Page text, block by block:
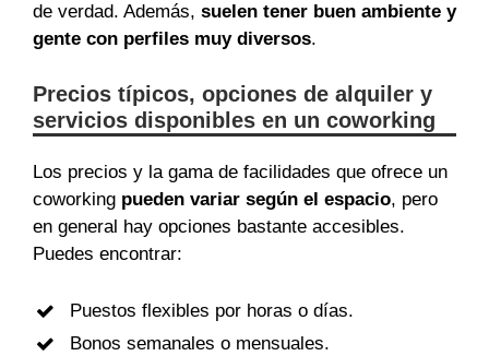
de verdad. Además, suelen tener buen ambiente y
gente con perfiles muy diversos.
Precios típicos, opciones de alquiler y
servicios disponibles en un coworking
Los precios y la gama de facilidades que ofrece un
coworking pueden variar según el espacio, pero
en general hay opciones bastante accesibles.
Puedes encontrar:
Puestos flexibles por horas o días.
Bonos semanales o mensuales.